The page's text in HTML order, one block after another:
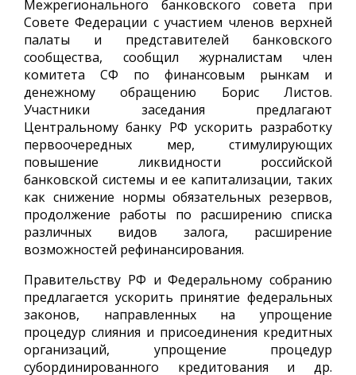
Межрегионального банковского совета при
Совете Федерации с участием членов верхней
палаты и представителей банковского
сообщества, сообщил журналистам член
комитета СФ по финансовым рынкам и
денежному обращению Борис Листов.
Участники заседания предлагают
Центральному банку РФ ускорить разработку
первоочередных мер, стимулирующих
повышение ликвидности российской
банковской системы и ее капитализации, таких
как снижение нормы обязательных резервов,
продолжение работы по расширению списка
различных видов залога, расширение
возможностей рефинансирования.
Правительству РФ и Федеральному собранию
предлагается ускорить принятие федеральных
законов, направленных на упрощение
процедур слияния и присоединения кредитных
организаций, упрощение процедур
субординированного кредитования и др.